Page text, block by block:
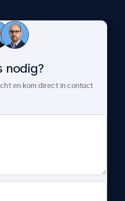
Over Beetronics
bij Beetronics
voorwaarden
nodig?
en kom direct in contact